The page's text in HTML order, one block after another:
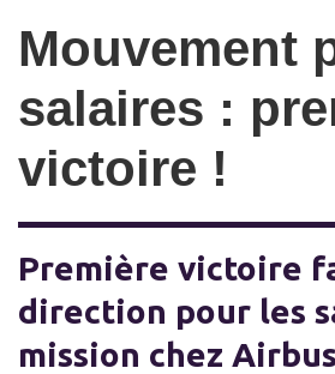
Mouvement
salaires :
victoire !
Première victoire
direction pour les
mission chez